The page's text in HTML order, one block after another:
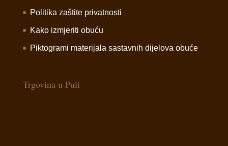
Politika zaštite privatnosti
Kako izmjeriti obuću
Piktogrami materijala sastavnih dijelova obuće
Trgovina u Puli